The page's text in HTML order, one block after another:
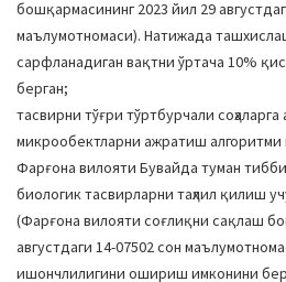
бошқармасининг 2023 йил 29
маълумотномаси). Натижада
сарфланадиган вақтни ўртача 10%
берган;
тасвирни тўғри тўртбурчали
микрообектларни ажратиш
Фарғона вилояти Бувайда туман
биологик тасвирларни таҳлил қилиш
(Фарғона вилояти соғлиқни сақлаш
августдаги 14-07502 сон
ишончлилигини ошириш имконини